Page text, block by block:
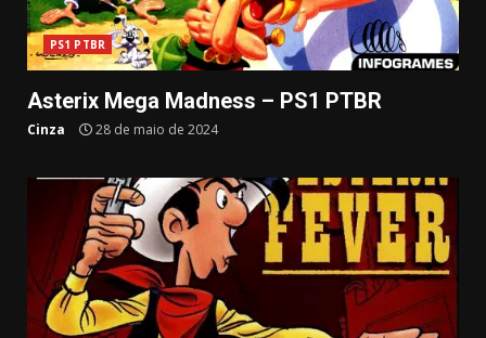
PS1 PTBR
Asterix Mega Madness – PS1 PTBR
Cinza 28 de maio de 2024